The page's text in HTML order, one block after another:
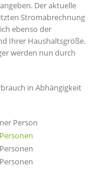
Der aktuelle
Stromabrechnung
ebenso der
Ihrer Haushaltsgröße.
werden nun durch
in Abhängigkeit
Person